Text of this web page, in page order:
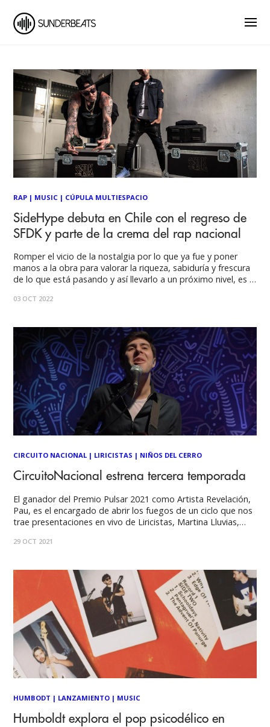
RAP | MUSIC | CÚPULA MULTIESPACIO
SideHype debuta en Chile con el regreso de
SFDK y parte de la crema del rap nacional
Romper el vicio de la nostalgia por lo que ya fue y poner
manos a la obra para valorar la riqueza, sabiduría y frescura
de lo que está pasando y así llevarlo a un próximo nivel, es la
en la
03 OCT 2022
CIRCUITO NACIONAL | LIRICISTAS | NIÑOS DEL CERRO
CircuitoNacional estrena tercera temporada
El ganador del Premio Pulsar 2021 como Artista Revelación,
Pau, es el encargado de abrir los fuegos de un ciclo que nos
trae presentaciones en vivo de Liricistas, Martina Lluvias,
Paracaidistas, Fabiancito, Cetáceos, Rosario Alfonso, Confío
29 OCT 2021
HUMBODT | LANZAMIENTO | MUSIC
Humboldt explora el pop psicodélico en